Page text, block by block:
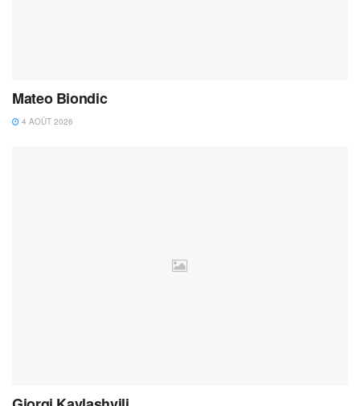
Mateo Biondic
4 AOÛT 2026